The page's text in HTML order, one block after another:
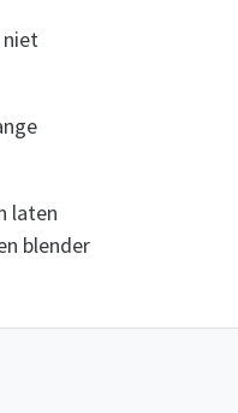
laten
blender